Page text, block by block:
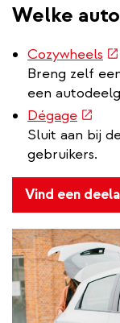
Welke
Cozywheels
Breng zelf
een
Dégage
link)
Sluit aan bij
gebruikers.
Vind een